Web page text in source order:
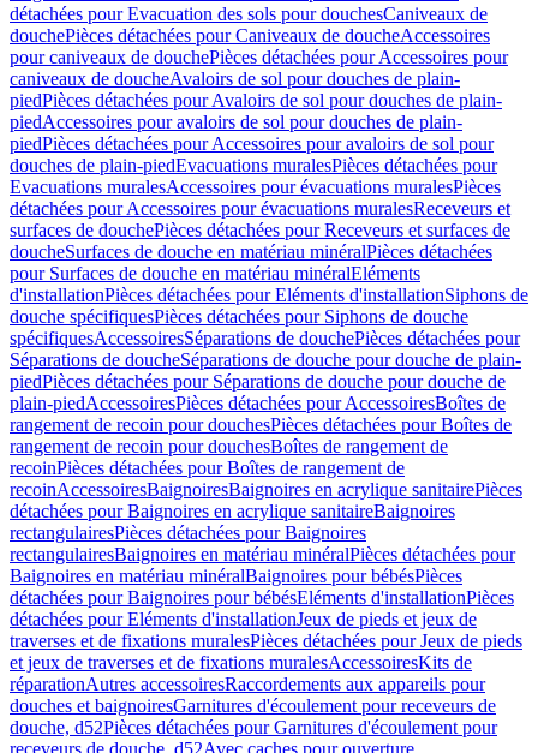
détachées pour Evacuation des sols pour douchesCaniveaux de
douchePièces détachées pour Caniveaux de doucheAccessoires
pour caniveaux de douchePièces détachées pour Accessoires pour
caniveaux de doucheAvaloirs de sol pour douches de plain-
piedPièces détachées pour Avaloirs de sol pour douches de plain-
piedAccessoires pour avaloirs de sol pour douches de plain-
piedPièces détachées pour Accessoires pour avaloirs de sol pour
douches de plain-piedEvacuations muralesPièces détachées pour
Evacuations muralesAccessoires pour évacuations muralesPièces
détachées pour Accessoires pour évacuations muralesReceveurs et
surfaces de douchePièces détachées pour Receveurs et surfaces de
doucheSurfaces de douche en matériau minéralPièces détachées
pour Surfaces de douche en matériau minéralEléments
d'installationPièces détachées pour Eléments d'installationSiphons de
douche spécifiquesPièces détachées pour Siphons de douche
spécifiquesAccessoiresSéparations de douchePièces détachées pour
Séparations de doucheSéparations de douche pour douche de plain-
piedPièces détachées pour Séparations de douche pour douche de
plain-piedAccessoiresPièces détachées pour AccessoiresBoîtes de
rangement de recoin pour douchesPièces détachées pour Boîtes de
rangement de recoin pour douchesBoîtes de rangement de
recoinPièces détachées pour Boîtes de rangement de
recoinAccessoiresBaignoiresBaignoires en acrylique sanitairePièces
détachées pour Baignoires en acrylique sanitaireBaignoires
rectangulairesPièces détachées pour Baignoires
rectangulairesBaignoires en matériau minéralPièces détachées pour
Baignoires en matériau minéralBaignoires pour bébésPièces
détachées pour Baignoires pour bébésEléments d'installationPièces
détachées pour Eléments d'installationJeux de pieds et jeux de
traverses et de fixations muralesPièces détachées pour Jeux de pieds
et jeux de traverses et de fixations muralesAccessoiresKits de
réparationAutres accessoiresRaccordements aux appareils pour
douches et baignoiresGarnitures d'écoulement pour receveurs de
douche, d52Pièces détachées pour Garnitures d'écoulement pour
receveurs de douche, d52Avec caches pour ouverture